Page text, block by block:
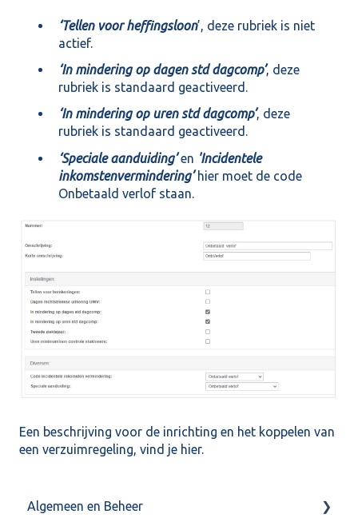
‘Tellen voor heffingsloon’, deze rubriek is niet
actief.
‘In mindering op dagen std dagcomp’, deze
rubriek is standaard geactiveerd.
‘In mindering op uren std dagcomp’, deze
rubriek is standaard geactiveerd.
‘Speciale aanduiding’en 'Incidentele
inkomstenvermindering’hier moet de code
Onbetaald verlof staan.
Een beschrijving voor de inrichting en het koppelen van
een verzuimregeling, vind je hier.
Algemeen en Beheer